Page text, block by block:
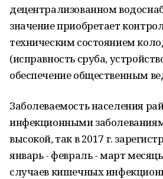
децентрализованном
значение приобретает
техническим состоянием
(исправность сруба,
обеспечение общественным
Заболеваемость населения
инфекционными
высокой, так в 2017 г.
январь - февраль - март
случаев кишечных